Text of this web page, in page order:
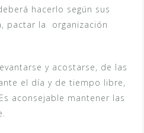
hacerlo según sus
pactar la organización
y acostarse, de las
el día y de tiempo libre,
aconsejable mantener las